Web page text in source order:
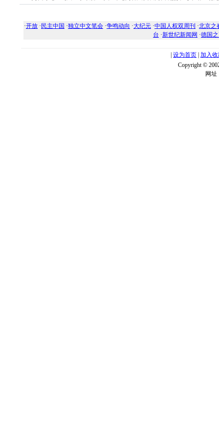
·开放 · 民主中国 ·独立中文笔会 ·争鸣动向 ·大纪元 ·中国人权双周刊 ·北京之
台 ·新世纪新闻网 ·德国
设为首页 加入
Copyright ©
网址